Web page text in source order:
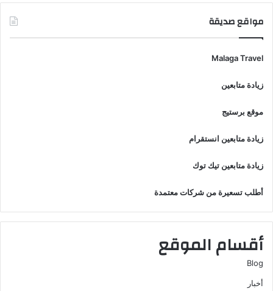
مواقع صديقة
Malaga Travel
زيادة متابعين
موقع برستيج
زيادة متابعين انستقرام
زيادة متابعين تيك توك
أطلب تسعيرة من شركات معتمدة
أقسام الموقع
Blog
أخبار